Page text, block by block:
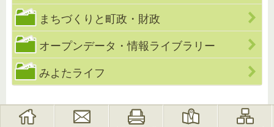
まちづくりと町政・財政
オープンデータ・情報ライブラリー
みよたライフ